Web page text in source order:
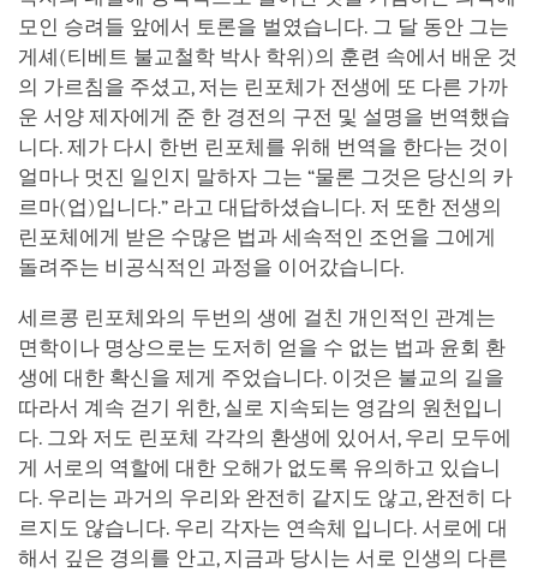
모인 승려들 앞에서 토론을 벌였습니다. 그 달 동안 그는
게셰(티베트 불교철학 박사 학위)의 훈련 속에서 배운 것
의 가르침을 주셨고, 저는 린포체가 전생에 또 다른 가까
운 서양 제자에게 준 한 경전의 구전 및 설명을 번역했습
니다. 제가 다시 한번 린포체를 위해 번역을 한다는 것이
얼마나 멋진 일인지 말하자 그는 “물론 그것은 당신의 카
르마(업)입니다.” 라고 대답하셨습니다. 저 또한 전생의
린포체에게 받은 수많은 법과 세속적인 조언을 그에게
돌려주는 비공식적인 과정을 이어갔습니다.
세르콩 린포체와의 두번의 생에 걸친 개인적인 관계는
면학이나 명상으로는 도저히 얻을 수 없는 법과 윤회 환
생에 대한 확신을 제게 주었습니다. 이것은 불교의 길을
따라서 계속 걷기 위한, 실로 지속되는 영감의 원천입니
다. 그와 저도 린포체 각각의 환생에 있어서, 우리 모두에
게 서로의 역할에 대한 오해가 없도록 유의하고 있습니
다. 우리는 과거의 우리와 완전히 같지도 않고, 완전히 다
르지도 않습니다. 우리 각자는 연속체 입니다. 서로에 대
해서 깊은 경의를 안고, 지금과 당시는 서로 인생의 다른